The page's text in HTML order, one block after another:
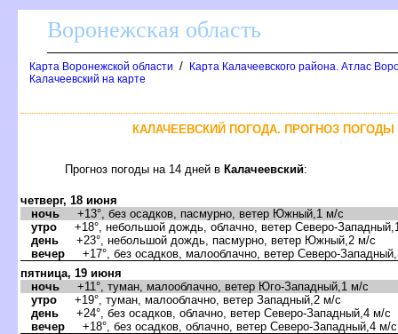
оронежская область
Карта Воронежской области /
Карта Калачеевского района. Атлас
Калачеевский на карте
КАЛАЧЕЕВСКИЙ ПОГОДА. ПРОГНОЗ
Прогноз погоды на 14 дней Калачеевский:
четверг, 18 июня
ночь +13°, без осадков, пасмурно, ветер Южный,1 м/с
утро +18°, небольшой дождь, облачно, ветер Северо-
день +23°, небольшой дождь, пасмурно, ветер Южный,2 м/с
ечер +17°, без осадков, малооблачно, ветер Северо-
пятница, 19 июня
ночь +11°, туман, малооблачно, ветер Юго-Западный,1 м/с
утро +19°, туман, малооблачно, ветер Западный,2 м/с
день +24°, без осадков, облачно, ветер Северо-Западный,4 м/с
ечер +18°, без осадков, облачно, ветер Северо-Западный,4 м/с